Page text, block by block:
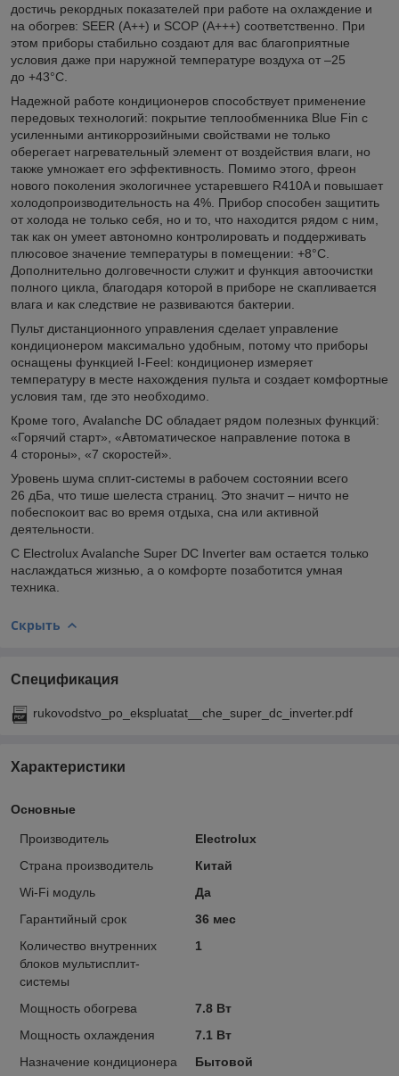
достичь рекордных показателей при работе на охлаждение и
на обогрев: SEER (A++) и SCOP (A+++) соответственно. При
этом приборы стабильно создают для вас благоприятные
условия даже при наружной температуре воздуха от –25
до +43°С.
Надежной работе кондиционеров способствует применение
передовых технологий: покрытие теплообменника Blue Fin с
усиленными антикоррозийными свойствами не только
оберегает нагревательный элемент от воздействия влаги, но
также умножает его эффективность. Помимо этого, фреон
нового поколения экологичнее устаревшего R410A и повышает
холодопроизводительность на 4%. Прибор способен защитить
от холода не только себя, но и то, что находится рядом с ним,
так как он умеет автономно контролировать и поддерживать
плюсовое значение температуры в помещении: +8°С.
Дополнительно долговечности служит и функция автоочистки
полного цикла, благодаря которой в приборе не скапливается
влага и как следствие не развиваются бактерии.
Пульт дистанционного управления сделает управление
кондиционером максимально удобным, потому что приборы
оснащены функцией I-Feel: кондиционер измеряет
температуру в месте нахождения пульта и создает комфортные
условия там, где это необходимо.
Кроме того, Avalanche DC обладает рядом полезных функций:
«Горячий старт», «Автоматическое направление потока в
4 стороны», «7 скоростей».
Уровень шума сплит-системы в рабочем состоянии всего
26 дБа, что тише шелеста страниц. Это значит – ничто не
побеспокоит вас во время отдыха, сна или активной
деятельности.
С Electrolux Avalanche Super DC Inverter вам остается только
наслаждаться жизнью, а о комфорте позаботится умная
техника.
Скрыть
Спецификация
rukovodstvo_po_ekspluatat__che_super_dc_inverter.pdf
Характеристики
Основные
Производитель
Electrolux
Страна производитель
Китай
Wi-Fi модуль
Да
Гарантийный срок
36 мес
Количество внутренних
блоков мультисплит-
системы
1
Мощность обогрева
7.8 Вт
Мощность охлаждения
7.1 Вт
Назначение кондиционера
Бытовой